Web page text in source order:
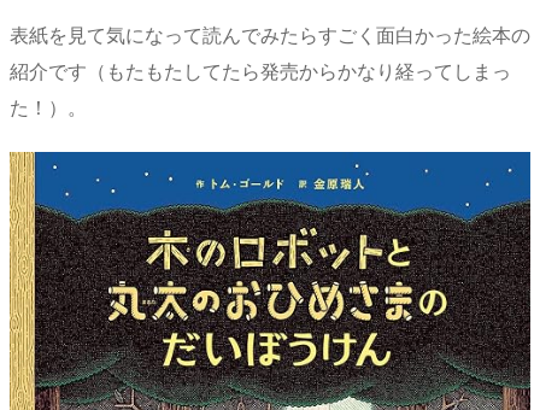
表紙を見て気になって読んでみたらすごく面白かった絵本の
紹介です（もたもたしてたら発売からかなり経ってしまっ
た！）。